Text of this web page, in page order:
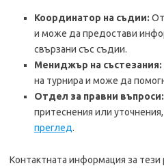
Координатор на съдии:
и може да предостави
свързани със съдии.
Мениджър на състезания:
на турнира и може да
Отдел за правни въпроси:
притеснения или
преглед.
Контактната информация за